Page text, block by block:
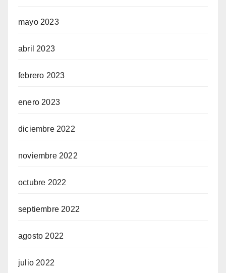
mayo 2023
abril 2023
febrero 2023
enero 2023
diciembre 2022
noviembre 2022
octubre 2022
septiembre 2022
agosto 2022
julio 2022